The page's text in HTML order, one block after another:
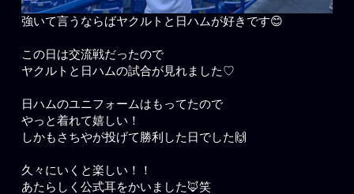
強いて言うならばヤクルトと日ハムが好きです😊
この日は交流戦だったので
ヤクルトと日ハムの試合が見れました♡
日ハムのユニフォームはもってたので
やっと着れて嬉しい！
しかもさちやが投げて勝利した日でした🙌
久々にいくと楽しい！！
あたらしく公式耳をかいました🦊笑